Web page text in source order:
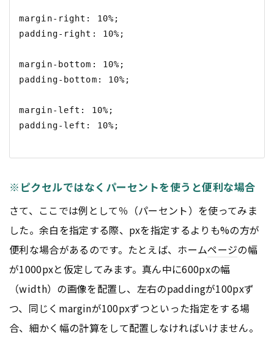
margin-right: 10%;
padding-right: 10%;
margin-bottom: 10%;
padding-bottom: 10%;
margin-left: 10%;
padding-left: 10%;
※ピクセルではなくパーセントを使うと便利な場合
さて、ここでは例として％（パーセント）を使ってみま
した。余白を指定する際、pxを指定するよりも%の方が
便利な場合があるのです。たとえば、ホームページの幅
が1000pxと仮定してみます。真ん中に600pxの幅
（width）の画像を配置し、左右のpaddingが100pxず
つ、同じくmarginが100pxずつといった指定をする場
合、細かく幅の計算をして配置しなければいけません。